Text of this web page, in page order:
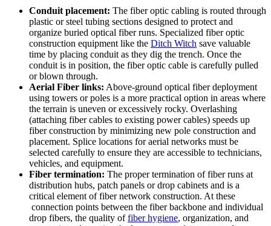
Conduit placement: The fiber optic cabling is routed through
plastic or steel tubing sections designed to protect and
organize buried optical fiber runs. Specialized fiber optic
construction equipment like the Ditch Witch save valuable
time by placing conduit as they dig the trench. Once the
conduit is in position, the fiber optic cable is carefully pulled
or blown through.
Aerial Fiber links: Above-ground optical fiber deployment
using towers or poles is a more practical option in areas where
the terrain is uneven or excessively rocky. Overlashing
(attaching fiber cables to existing power cables) speeds up
fiber construction by minimizing new pole construction and
placement. Splice locations for aerial networks must be
selected carefully to ensure they are accessible to technicians,
vehicles, and equipment.
Fiber termination: The proper termination of fiber runs at
distribution hubs, patch panels or drop cabinets and is a
critical element of fiber network construction. At these
connection points between the fiber backbone and individual
drop fibers, the quality offiber hygiene, organization, and